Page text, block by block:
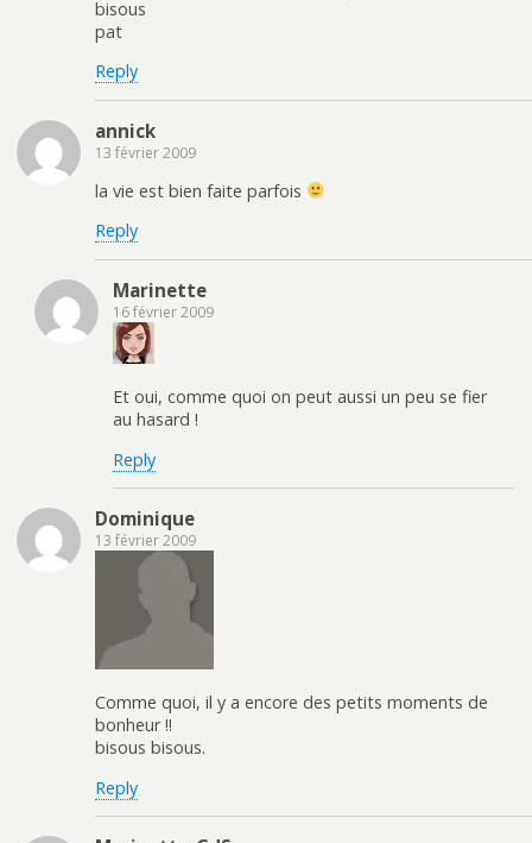
bisous
pat
Reply
annick
13 février 2009
la vie est bien faite parfois
Reply
Marinette
16 février 2009
Et oui, comme quoi on peut aussi un peu se fier
au hasard !
Reply
Dominique
13 février 2009
Comme quoi, il y a encore des petits moments de
bonheur !!
bisous bisous.
Reply